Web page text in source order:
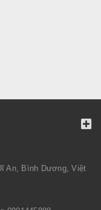
An, Bình Dương, Việt